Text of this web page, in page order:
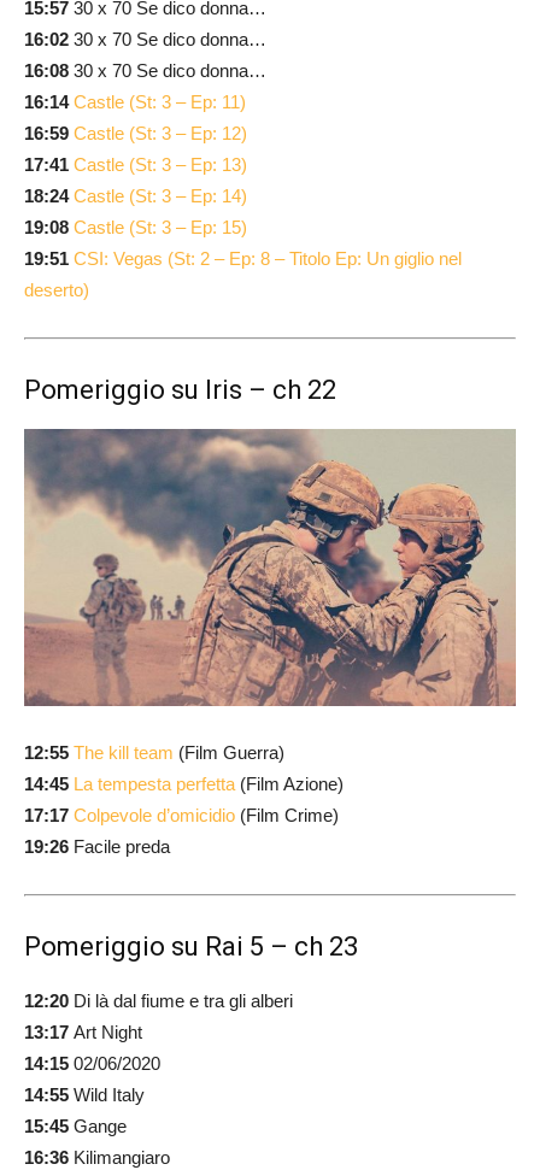
15:57 30 x 70 Se dico donna…
16:02 30 x 70 Se dico donna…
16:08 30 x 70 Se dico donna…
16:14 Castle (St: 3 – Ep: 11)
16:59 Castle (St: 3 – Ep: 12)
17:41 Castle (St: 3 – Ep: 13)
18:24 Castle (St: 3 – Ep: 14)
19:08 Castle (St: 3 – Ep: 15)
19:51 CSI: Vegas (St: 2 – Ep: 8 – Titolo Ep: Un giglio nel
deserto)
Pomeriggio su Iris – ch 22
12:55 The kill team (Film Guerra)
14:45 La tempesta perfetta (Film Azione)
17:17 Colpevole d’omicidio (Film Crime)
19:26 Facile preda
Pomeriggio su Rai 5 – ch 23
12:20 Di là dal fiume e tra gli alberi
13:17 Art Night
14:15 02/06/2020
14:55 Wild Italy
15:45 Gange
16:36 Kilimangiaro